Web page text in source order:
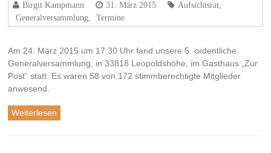
Birgit Kampmann 31. März 2015 Aufsichtsrat
Generalversammlung
Termine
Am 24. März 2015 um 17:30 Uhr fand unsere 5. ordentliche
Generalversammlung, in 33818 Leopoldshöhe, im Gasthaus „Zur
Post“ statt. Es waren 58 von 172 stimmberechtigte Mitglieder
anwesend.
Weiterlesen